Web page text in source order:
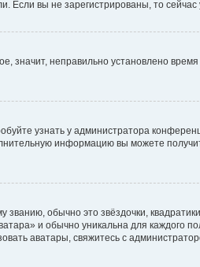
Если вы не зарегистрированы, то
значит, неправильно установлено
узнать у администратора
информацию вы можете
обычно это звёздочки,
и обычно уникальна для каждого
аватары, свяжитесь с